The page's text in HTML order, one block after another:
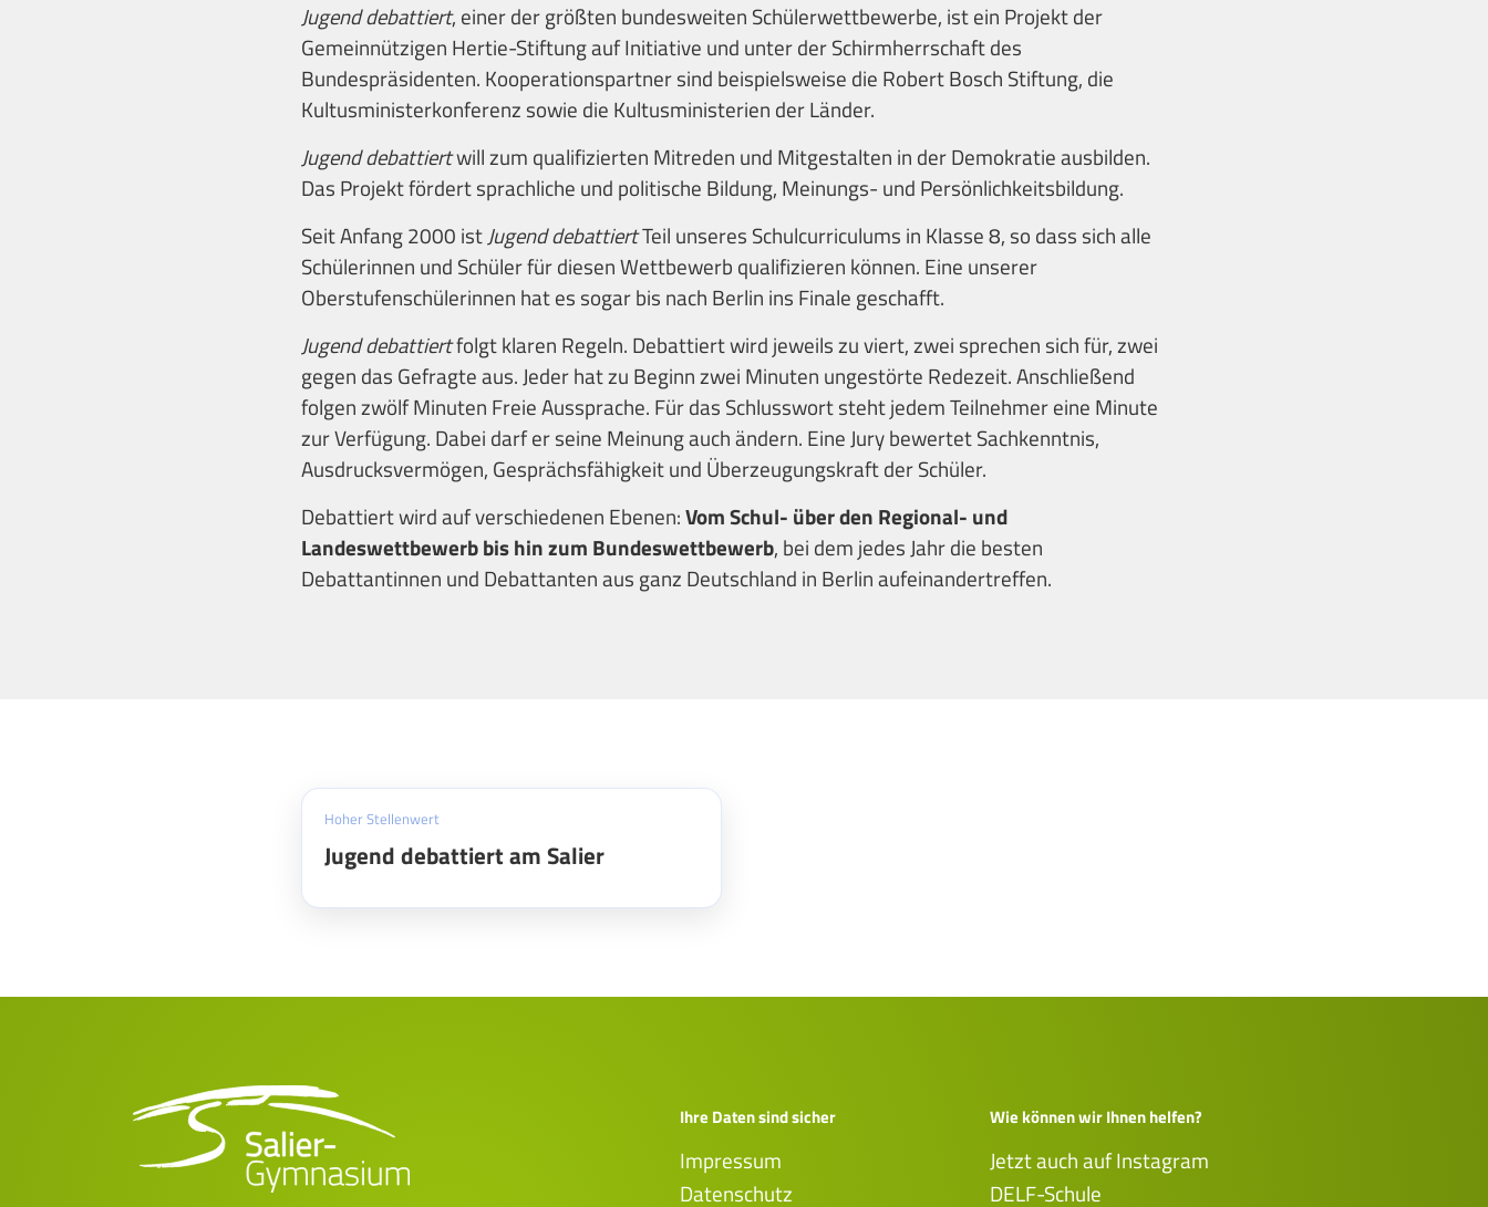
Jugend debattiert, einer der größten bundesweiten Schülerwettbewerbe, ist ein Projekt der
Gemeinnützigen Hertie-Stiftung auf Initiative und unter der Schirmherrschaft des
Bundespräsidenten. Kooperationspartner sind beispielsweise die Robert Bosch Stiftung, die
Kultusministerkonferenz sowie die Kultusministerien der Länder.
Jugend debattiertwill zum qualifizierten Mitreden und Mitgestalten in der Demokratie ausbilden.
Das Projekt fördert sprachliche und politische Bildung, Meinungs- und Persönlichkeitsbildung.
Seit Anfang 2000 istJugend debattiertTeil unseres Schulcurriculums in Klasse 8, so dass sich alle
Schülerinnen und Schüler für diesen Wettbewerb qualifizieren können. Eine unserer
Oberstufenschülerinnen hat es sogar bis nach Berlin ins Finale geschafft.
Jugend debattiertfolgt klaren Regeln. Debattiert wird jeweils zu viert, zwei sprechen sich für, zwei
gegen das Gefragte aus. Jeder hat zu Beginn zwei Minuten ungestörte Redezeit. Anschließend
folgen zwölf Minuten Freie Aussprache. Für das Schlusswort steht jedem Teilnehmer eine Minute
zur Verfügung. Dabei darf er seine Meinung auch ändern. Eine Jury bewertet Sachkenntnis,
Ausdrucksvermögen, Gesprächsfähigkeit und Überzeugungskraft der Schüler.
Debattiert wird auf verschiedenen Ebenen:Vom Schul- über den Regional- und
Landeswettbewerb bis hin zum Bundeswettbewerb, bei dem jedes Jahr die besten
Debattantinnen und Debattanten aus ganz Deutschland in Berlin aufeinandertreffen.
Hoher Stellenwert
Jugend debattiert am Salier
Ihre Daten sind sicher
Impressum
Datenschutz
Wie können wir Ihnen helfen?
Jetzt auch auf Instagram
DELF-Schule